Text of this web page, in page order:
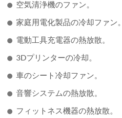
空気清浄機のファン。
家庭用電化製品の冷却ファン。
電動工具充電器の熱放散。
3Dプリンターの冷却。
車のシート冷却ファン。
音響システムの熱放散。
フィットネス機器の熱放散。